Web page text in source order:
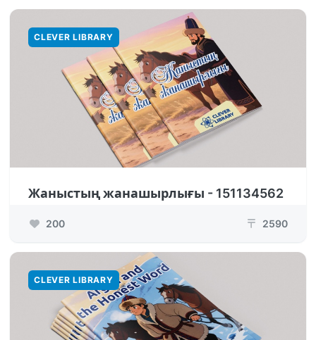
CLEVER LIBRARY
Жаныстың жанашырлығы - 151134562
200 ₸ 2590
CLEVER LIBRARY